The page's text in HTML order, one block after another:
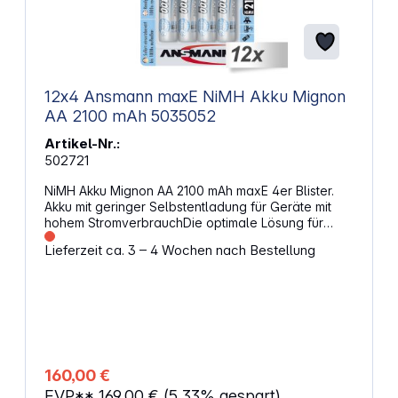
12x4 Ansmann maxE NiMH Akku Mignon
AA 2100 mAh 5035052
Artikel-Nr.:
502721
NiMH Akku Mignon AA 2100 mAh maxE 4er Blister.
Akku mit geringer Selbstentladung für Geräte mit
hohem StromverbrauchDie optimale Lösung für
anspruchsvolle Anwender: Die Akkus haben eine
hohe Kapazität und trotzdem eine sehr geringe
Akkus werden hohen Anforderungen an Sicherheit
und Langlebigkeit gerecht. Durch ihre
Lieferzeit ca. 3 – 4 Wochen nach Bestellung
160,00 €